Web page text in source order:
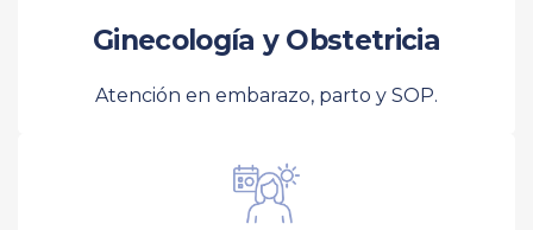
Ginecología y Obstetricia
Atención en embarazo, parto y SOP.